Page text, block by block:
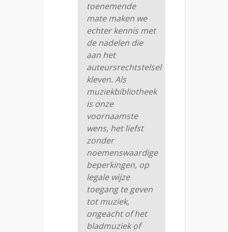
toenemende
mate maken we
echter kennis met
de nadelen die
aan het
auteursrechtstelsel
kleven. Als
muziekbibliotheek
is onze
voornaamste
wens, het liefst
zonder
noemenswaardige
beperkingen, op
legale wijze
toegang te geven
tot muziek,
ongeacht of het
bladmuziek of